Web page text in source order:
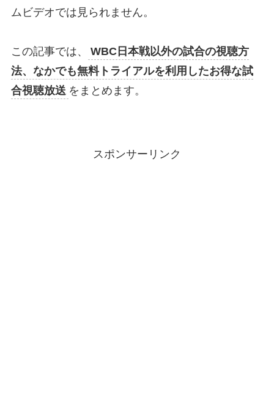
ムビデオでは見られません。
この記事では、
WBC日本戦以外の試合の視聴方
法、なかでも無料トライアルを利用したお得な試
合視聴放送 をまとめます。
スポンサーリンク